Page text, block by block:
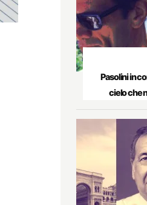
Pasolini in
cielo che